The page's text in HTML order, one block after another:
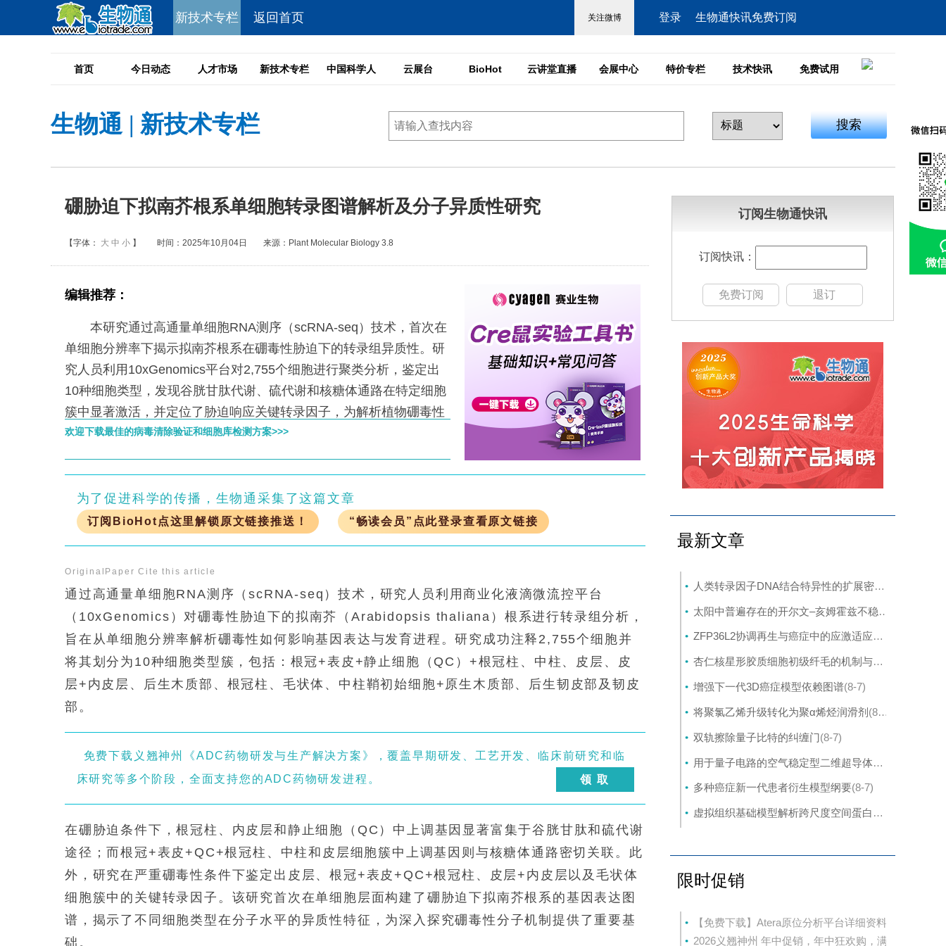
新技术专栏 返回首页 登录 生物通快讯免费订阅
首页 今日动态 人才市场 新技术专栏 中国科学人 云展台 BioHot 云讲堂直播 会展中心 特价专栏 技术快讯 免费试用
生物通 | 新技术专栏 搜索
硼胁迫下拟南芥根系单细胞转录图谱解析及分子异质性研究
【字体： 大 中 小 】 时间：2025年10月04日 来源：Plant Molecular Biology 3.8
编辑推荐：
本研究通过高通量单细胞RNA测序（scRNA-seq）技术，首次在
单细胞分辨率下揭示拟南芥根系在硼毒性胁迫下的转录组异质性。研
究人员利用10xGenomics平台对2,755个细胞进行聚类分析，鉴定出
10种细胞类型，发现谷胱甘肽代谢、硫代谢和核糖体通路在特定细胞
簇中显著激活，并定位了胁迫响应关键转录因子，为解析植物硼毒性
分子机制提供了突破性资源。
欢迎下载最佳的病毒清除验证和细胞库检测方案>>>
为了促进科学的传播，生物通采集了这篇文章
订阅BioHot点这里解锁原文链接推送！ “畅读会员”点此登录查看原文链接
OriginalPaper Cite this article
通过高通量单细胞RNA测序（scRNA-seq）技术，研究人员利用商业化液滴微流控平台
（10xGenomics）对硼毒性胁迫下的拟南芥（Arabidopsis thaliana）根系进行转录组分析，
旨在从单细胞分辨率解析硼毒性如何影响基因表达与发育进程。研究成功注释2,755个细胞并
将其划分为10种细胞类型簇，包括：根冠+表皮+静止细胞（QC）+根冠柱、中柱、皮层、皮
层+内皮层、后生木质部、根冠柱、毛状体、中柱鞘初始细胞+原生木质部、后生韧皮部及韧皮
部。
免费下载义翘神州《ADC药物研发与生产解决方案》，覆盖早期研发、工艺开发、临床前研究和临
床研究等多个阶段，全面支持您的ADC药物研发进程。
领 取
在硼胁迫条件下，根冠柱、内皮层和静止细胞（QC）中上调基因显著富集于谷胱甘肽和硫代谢
途径；而根冠+表皮+QC+根冠柱、中柱和皮层细胞簇中上调基因则与核糖体通路密切关联。此
外，研究在严重硼毒性条件下鉴定出皮层、根冠+表皮+QC+根冠柱、皮层+内皮层以及毛状体
细胞簇中的关键转录因子。该研究首次在单细胞层面构建了硼胁迫下拟南芥根系的基因表达图
谱，揭示了不同细胞类型在分子水平的异质性特征，为深入探究硼毒性分子机制提供了重要基
础。
订阅生物通快讯
订阅快讯：
免费订阅 退订
最新文章
人类转录因子DNA结合特异性的扩展密码本
太阳中普遍存在的开尔文–亥姆霍兹不稳定性驱动等离子体混合
ZFP36L2协调再生与癌症中的应激适应性可塑性
杏仁核星形胶质细胞初级纤毛的机制与应激行为密切相关。
增强下一代3D癌症模型依赖图谱(8-7)
将聚氯乙烯升级转化为聚α烯烃润滑剂 (8-7)
双轨擦除量子比特的纠缠门(8-7)
用于量子电路的空气稳定型二维超导体的封装外延生长
多种癌症新一代患者衍生模型纲要(8-7)
虚拟组织基础模型解析跨尺度空间蛋白质组学
限时促销
【免费下载】Atera原位分析平台详细资料
2026义翘神州 年中促销，年中狂欢购，满